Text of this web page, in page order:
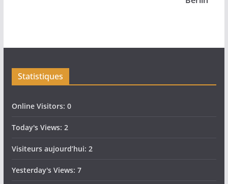
Statistiques
Online Visitors: 0
Today's Views: 2
Visiteurs aujourd’hui: 2
Yesterday's Views: 7